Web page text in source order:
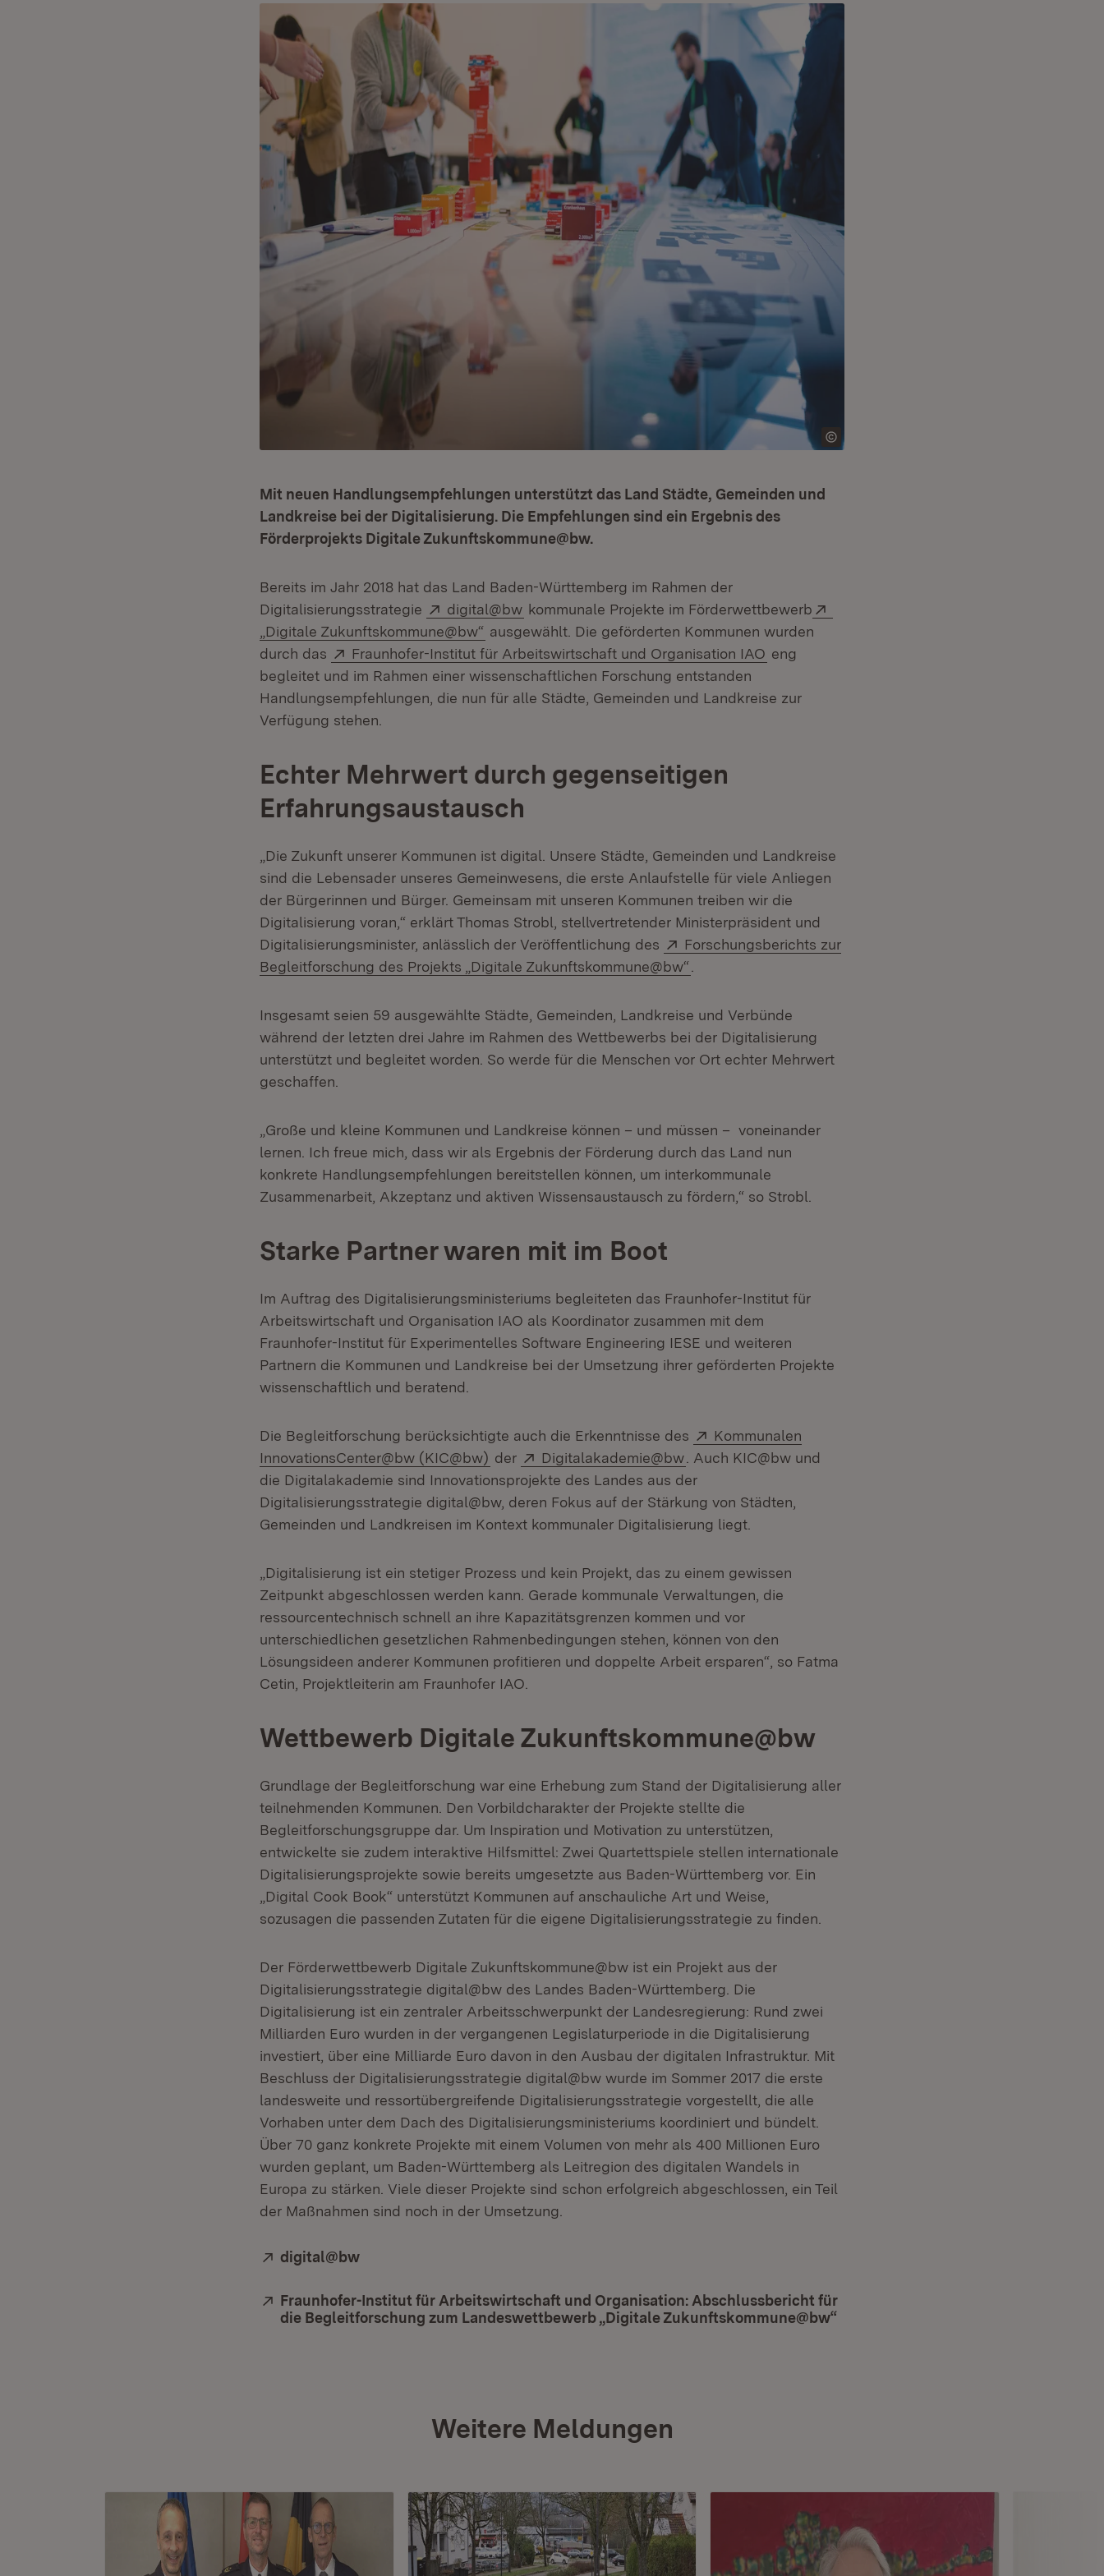
Mit neuen Handlungsempfehlungen unterstützt das Land Städte, Gemeinden und
Landkreise bei der Digitalisierung. Die Empfehlungen sind ein Ergebnis des
Förderprojekts Digitale Zukunftskommune@bw.
Bereits im Jahr 2018 hat das Land Baden-Württemberg im Rahmen der
Digitalisierungsstrategie
Extern:
digital@bw (Öffnet in neuem Fenster)
kommunale Projekte im Förderwettbewerb
„Digitale Zukunftskommune@bw“ (Öffnet in neuem Fenster)
ausgewählt. Die geförderten Kommunen wurden
durch das
Extern:
Fraunhofer-Institut für Arbeitswirtschaft und Organisation IAO (Öffnet in neuem Fenster)
eng
begleitet und im Rahmen einer wissenschaftlichen Forschung entstanden
Handlungsempfehlungen, die nun für alle Städte, Gemeinden und Landkreise zur
Verfügung stehen.
Echter Mehrwert durch gegenseitigen
Erfahrungsaustausch
„Die Zukunft unserer Kommunen ist digital. Unsere Städte, Gemeinden und Landkreise
sind die Lebensader unseres Gemeinwesens, die erste Anlaufstelle für viele Anliegen
der Bürgerinnen und Bürger. Gemeinsam mit unseren Kommunen treiben wir die
Digitalisierung voran,“ erklärt Thomas Strobl, stellvertretender Ministerpräsident und
Digitalisierungsminister, anlässlich der Veröffentlichung des
Extern:
Forschungsberichts zur
Begleitforschung des Projekts „Digitale Zukunftskommune@bw“
Insgesamt seien 59 ausgewählte Städte, Gemeinden, Landkreise und Verbünde
während der letzten drei Jahre im Rahmen des Wettbewerbs bei der Digitalisierung
unterstützt und begleitet worden. So werde für die Menschen vor Ort echter Mehrwert
geschaffen.
„Große und kleine Kommunen und Landkreise können – und müssen – voneinander
lernen. Ich freue mich, dass wir als Ergebnis der Förderung durch das Land nun
konkrete Handlungsempfehlungen bereitstellen können, um interkommunale
Zusammenarbeit, Akzeptanz und aktiven Wissensaustausch zu fördern,“ so Strobl.
Starke Partner waren mit im Boot
Im Auftrag des Digitalisierungsministeriums begleiteten das Fraunhofer-Institut für
Arbeitswirtschaft und Organisation IAO als Koordinator zusammen mit dem
Fraunhofer-Institut für Experimentelles Software Engineering IESE und weiteren
Partnern die Kommunen und Landkreise bei der Umsetzung ihrer geförderten Projekte
wissenschaftlich und beratend.
Die Begleitforschung berücksichtigte auch die Erkenntnisse des Extern:
Kommunalen
InnovationsCenter@bw (KIC@bw) (Öffnet in neuem Fenster)
der Extern:
Digitalakademie@bw (Öffnet in neuem Fenster)
. Auch KIC@bw und
die Digitalakademie sind Innovationsprojekte des Landes aus der
Digitalisierungsstrategie digital@bw, deren Fokus auf der Stärkung von Städten,
Gemeinden und Landkreisen im Kontext kommunaler Digitalisierung liegt.
„Digitalisierung ist ein stetiger Prozess und kein Projekt, das zu einem gewissen
Zeitpunkt abgeschlossen werden kann. Gerade kommunale Verwaltungen, die
ressourcentechnisch schnell an ihre Kapazitätsgrenzen kommen und vor
unterschiedlichen gesetzlichen Rahmenbedingungen stehen, können von den
Lösungsideen anderer Kommunen profitieren und doppelte Arbeit ersparen“, so Fatma
Cetin, Projektleiterin am Fraunhofer IAO.
Wettbewerb Digitale Zukunftskommune@bw
Grundlage der Begleitforschung war eine Erhebung zum Stand der Digitalisierung aller
teilnehmenden Kommunen. Den Vorbildcharakter der Projekte stellte die
Begleitforschungsgruppe dar. Um Inspiration und Motivation zu unterstützen,
entwickelte sie zudem interaktive Hilfsmittel: Zwei Quartettspiele stellen internationale
Digitalisierungsprojekte sowie bereits umgesetzte aus Baden-Württemberg vor. Ein
„Digital Cook Book“ unterstützt Kommunen auf anschauliche Art und Weise,
sozusagen die passenden Zutaten für die eigene Digitalisierungsstrategie zu finden.
Der Förderwettbewerb Digitale Zukunftskommune@bw ist ein Projekt aus der
Digitalisierungsstrategie digital@bw des Landes Baden-Württemberg. Die
Digitalisierung ist ein zentraler Arbeitsschwerpunkt der Landesregierung: Rund zwei
Milliarden Euro wurden in der vergangenen Legislaturperiode in die Digitalisierung
investiert, über eine Milliarde Euro davon in den Ausbau der digitalen Infrastruktur. Mit
Beschluss der Digitalisierungsstrategie digital@bw wurde im Sommer 2017 die erste
landesweite und ressortübergreifende Digitalisierungsstrategie vorgestellt, die alle
Vorhaben unter dem Dach des Digitalisierungsministeriums koordiniert und bündelt.
Über 70 ganz konkrete Projekte mit einem Volumen von mehr als 400 Millionen Euro
wurden geplant, um Baden-Württemberg als Leitregion des digitalen Wandels in
Europa zu stärken. Viele dieser Projekte sind schon erfolgreich abgeschlossen, ein Teil
der Maßnahmen sind noch in der Umsetzung.
Extern:
digital@bw
Extern:
Fraunhofer-Institut für Arbeitswirtschaft und Organisation: Abschlussbericht für
die Begleitforschung zum Landeswettbewerb „Digitale Zukunftskommune@bw“
Weitere Meldungen